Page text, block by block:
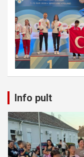
Info pult